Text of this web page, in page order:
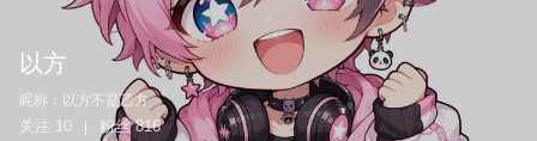
以方
昵称： 以方不是乙方
关注 10 粉丝 816